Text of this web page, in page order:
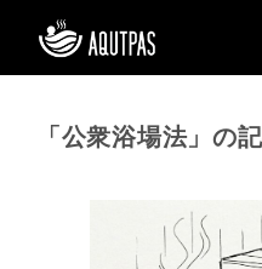
「公衆浴場法」の